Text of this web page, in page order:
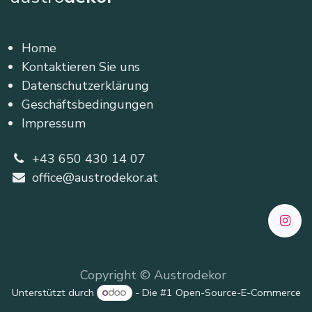
Home
Kontaktieren Sie uns
Datenschutzerklärung
Geschäftsbedingungen
Impressum
+43 650 430 14 07
office@austrodekor.at
Copyright © Austrodekor
Unterstützt durch - Die #1 Open-Source-E-Commerce